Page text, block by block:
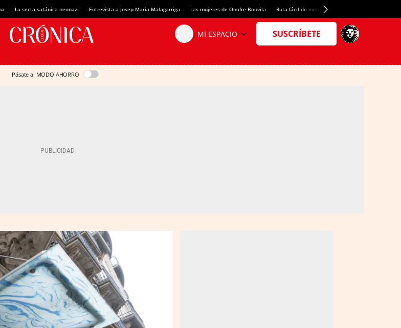
La secta satánica neonazi Entrevista a Josep Maria Malagarriga Las mujeres de Onofre Bouvila Ruta fácil de montaña
Pásate al MODO AHORRO